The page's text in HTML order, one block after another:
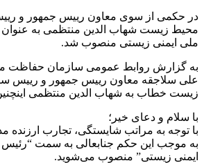
در حکمی از سوی معاون رییس جمهور و
محیط زیست شهاب الدین منتظمی به عنوان
ملی ایمنی زیستی منصوب شد.
به گزارش روابط عمومی سازمان حفاظت
علی سلاجقه معاون رییس جمهور و رییس
زیست خطاب به شهاب الدین منتظمی
با سلام و دعای خیر؛
با توجه به مراتب شایستگی، تجارب ارزنده
به موجب این حکم جنابعالی به سمت “رئیس
ایمنی زیستی” منصوب می‌شوید.